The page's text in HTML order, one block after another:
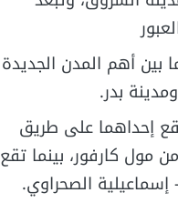
بين أهم المدن الجديدة
بدر.
إحداهما على طريق
مول كارفور، بينما تقع
الصحراوي.